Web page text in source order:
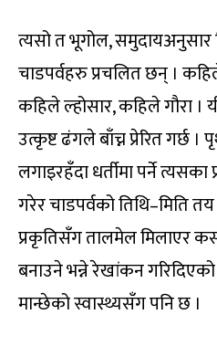
त्यसो त भूगोल, समुदायअनुसार
चाडपर्वहरु प्रचलित छन् ।
कहिले ल्होसार, कहिले गौरा ।
उत्कृष्ट ढंगले बाँच्न प्रेरित गर्छ
लगाइरहँदा धर्तीमा पर्ने
गरेर चाडपर्वको तिथि–मिति
प्रकृतिसँग तालमेल मिलाएर
बनाउने भन्ने रेखांकन
मान्छेको स्वास्थ्यसँग पनि छ ।